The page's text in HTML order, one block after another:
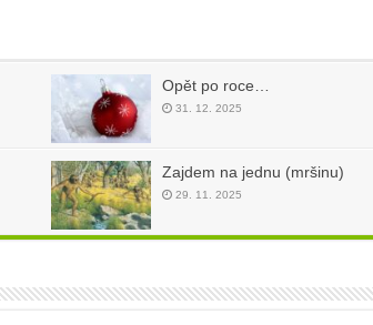
Opět po roce…
31. 12. 2025
Zajdem na jednu (mršinu)
29. 11. 2025